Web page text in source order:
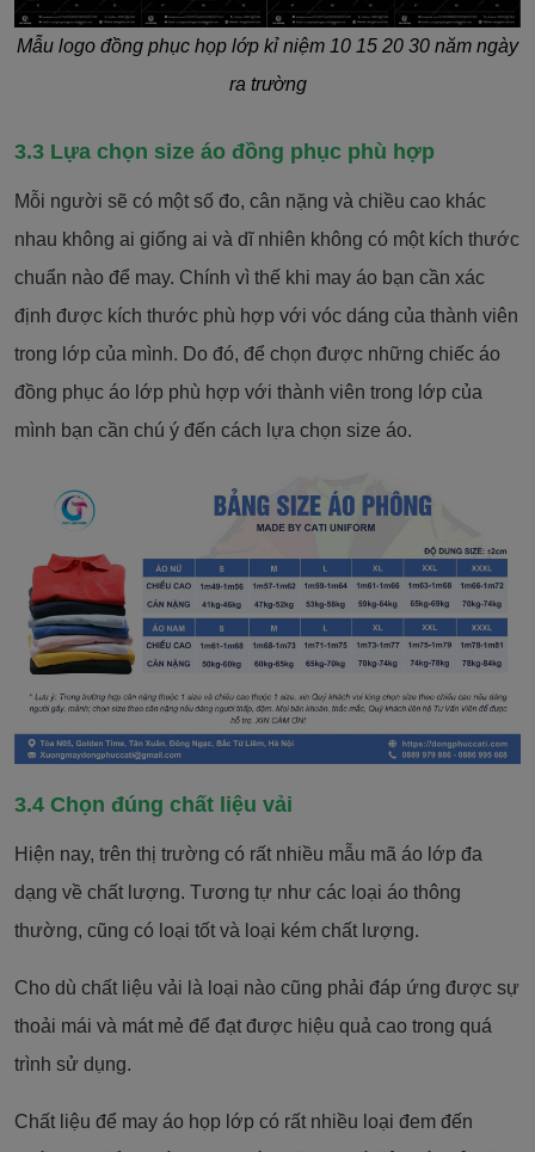
Mẫu logo đồng phục họp lớp kỉ niệm 10 15 20 30 năm ngày
ra trường
3.3 Lựa chọn size áo đồng phục phù hợp
Mỗi người sẽ có một số đo, cân nặng và chiều cao khác
nhau không ai giống ai và dĩ nhiên không có một kích thước
chuẩn nào để may. Chính vì thế khi may áo bạn cần xác
định được kích thước phù hợp với vóc dáng của thành viên
trong lớp của mình. Do đó, để chọn được những chiếc áo
đồng phục áo lớp phù hợp với thành viên trong lớp của
mình bạn cần chú ý đến cách lựa chọn size áo.
3.4 Chọn đúng chất liệu vải
Hiện nay, trên thị trường có rất nhiều mẫu mã áo lớp đa
dạng về chất lượng. Tương tự như các loại áo thông
thường, cũng có loại tốt và loại kém chất lượng.
Cho dù chất liệu vải là loại nào cũng phải đáp ứng được sự
thoải mái và mát mẻ để đạt được hiệu quả cao trong quá
trình sử dụng.
Chất liệu để may áo họp lớp có rất nhiều loại đem đến